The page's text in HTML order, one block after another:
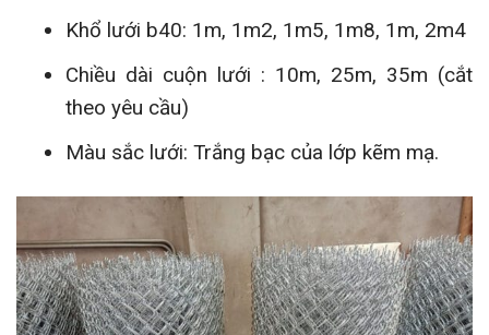
Khổ lưới b40: 1m, 1m2, 1m5, 1m8, 1m, 2m4
Chiều dài cuộn lưới : 10m, 25m, 35m (cắt
theo yêu cầu)
Màu sắc lưới: Trắng bạc của lớp kẽm mạ.